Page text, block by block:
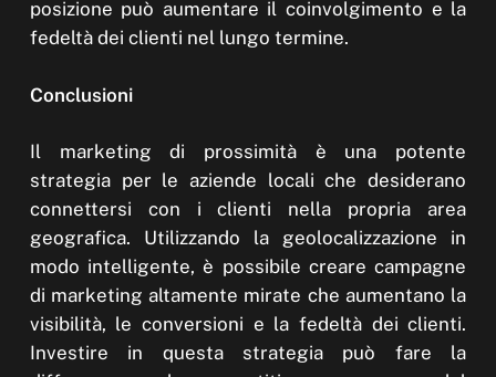
posizione può aumentare il coinvolgimento e la
fedeltà dei clienti nel lungo termine.
Conclusioni
Il marketing di prossimità è una potente
strategia per le aziende locali che desiderano
connettersi con i clienti nella propria area
geografica. Utilizzando la geolocalizzazione in
modo intelligente, è possibile creare campagne
di marketing altamente mirate che aumentano la
visibilità, le conversioni e la fedeltà dei clienti.
Investire in questa strategia può fare la